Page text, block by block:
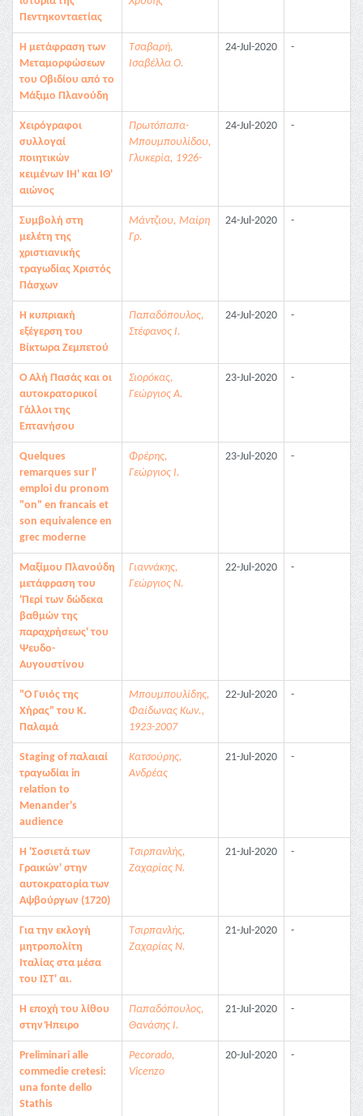
Πεντηκονταετίας
Η μετάφραση των
Μεταμορφώσεων
του Οβιδίου από το
Μάξιμο Πλανούδη
Τσαβαρή,
Ισαβέλλα Ο.
24-Jul-2020 -
Χειρόγραφοι
συλλογαί
ποιητικών
κειμένων ΙΗ' και ΙΘ'
αιώνος
Πρωτόπαπα-
Μπουμπουλίδου,
Γλυκερία, 1926-
24-Jul-2020 -
Συμβολή στη
μελέτη της
χριστιανικής
τραγωδίας Χριστός
Πάσχων
Μάντζιου, Μαίρη
Γρ.
24-Jul-2020 -
Η κυπριακή
εξέγερση του
Βίκτωρα Ζεμπετού
Παπαδόπουλος,
Στέφανος Ι.
24-Jul-2020 -
Ο Αλή Πασάς και οι
αυτοκρατορικοί
Γάλλοι της
Επτανήσου
Σιορόκας,
Γεώργιος Α.
23-Jul-2020 -
Quelques
remarques sur l'
emploi du pronom
"on" en francais et
son equivalence en
grec moderne
Φρέρης,
Γεώργιος Ι.
23-Jul-2020 -
Μαξίμου Πλανούδη
μετάφραση του
'Περί των δώδεκα
βαθμών της
παραχρήσεως' του
Ψευδο-
Αυγουστίνου
Γιαννάκης,
Γεώργιος Ν.
22-Jul-2020 -
"Ο Γυιός της
Χήρας" του Κ.
Παλαμά
Μπουμπουλίδης,
Φαίδωνας Κων.,
1923-2007
22-Jul-2020 -
Staging of παλαιαί
τραγωδίαι in
relation to
Menander's
audience
Κατσούρης,
Ανδρέας
21-Jul-2020 -
Η 'Σοσιετά των
Γραικών' στην
αυτοκρατορία των
Αψβούργων (1720)
Τσιρπανλής,
Ζαχαρίας Ν.
21-Jul-2020 -
Για την εκλογή
μητροπολίτη
Ιταλίας στα μέσα
του ΙΣΤ' αι.
Τσιρπανλής,
Ζαχαρίας Ν.
21-Jul-2020 -
Η εποχή του λίθου
στην Ήπειρο
Παπαδόπουλος,
Θανάσης Ι.
21-Jul-2020 -
Preliminari alle
commedie cretesi:
una fonte dello
Stathis
Pecorado,
Vicenzo
20-Jul-2020 -